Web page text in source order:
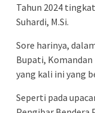
Tahun 2024
Suhardi, M.Si.
Sore harinya,
Bupati, Komandan
yang kali ini yang
Seperti pada